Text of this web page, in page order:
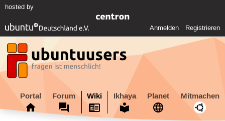
hosted by
Anmelden Registrieren
Portal Forum Wiki Ikhaya Planet Mitmachen